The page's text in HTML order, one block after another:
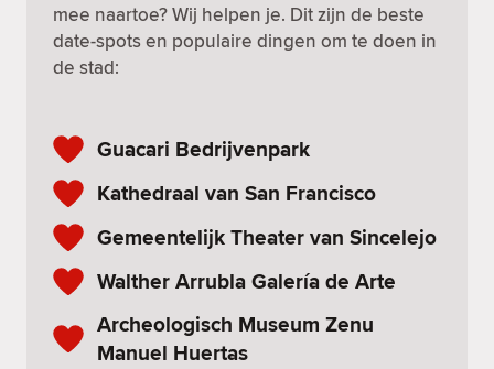
mee naartoe? Wij helpen je. Dit zijn de beste
date-spots en populaire dingen om te doen in
de stad:
Guacari Bedrijvenpark
Kathedraal van San Francisco
Gemeentelijk Theater van Sincelejo
Walther Arrubla Galería de Arte
Archeologisch Museum Zenu
Manuel Huertas